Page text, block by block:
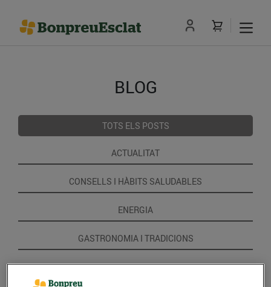
BLOG
TOTS ELS POSTS
ACTUALITAT
CONSELLS I HÀBITS SALUDABLES
ENERGIA
GASTRONOMIA I TRADICIONS
RECEPTES